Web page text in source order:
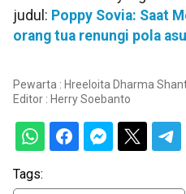
judul: Poppy Sovia: Saat
orang tua renungi pola
Pewarta : Hreeloita Dharma
Editor : Herry Soebanto
Tags: